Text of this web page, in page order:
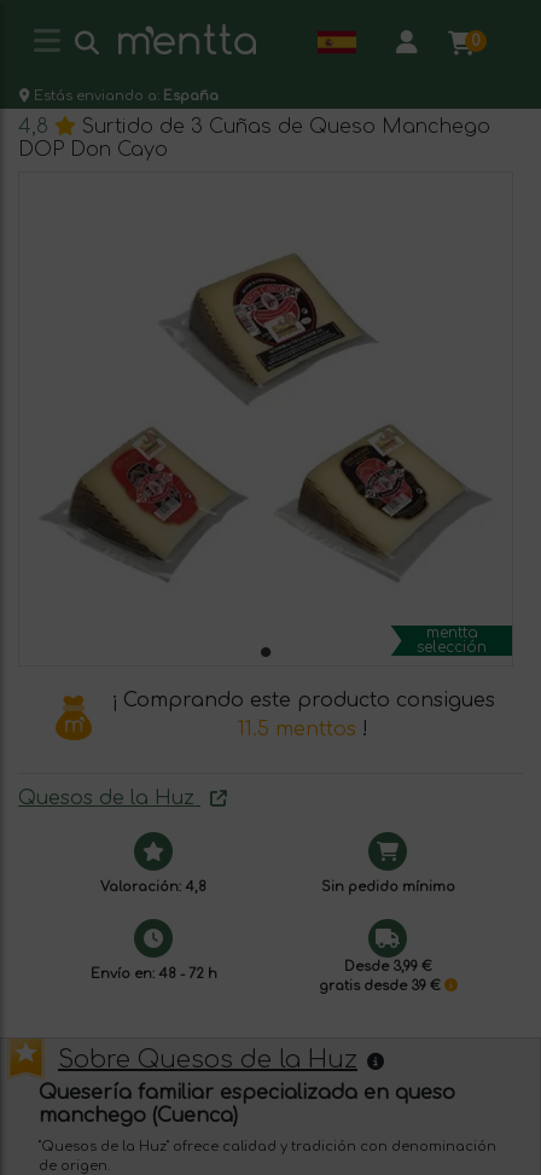
0
Estás enviando a: España
4,8
Surtido de 3 Cuñas de Queso Manchego
DOP Don Cayo
mentta
selección
¡ Comprando este producto consigues
11.5 menttos !
Quesos de la Huz
Valoración: 4,8 Sin pedido mínimo
Envío en: 48 - 72 h
Desde 3,99 €
gratis desde 39 €
Sobre Quesos de la Huz
Quesería familiar especializada en queso
manchego (Cuenca)
"Quesos de la Huz" ofrece calidad y tradición con denominación
de origen.